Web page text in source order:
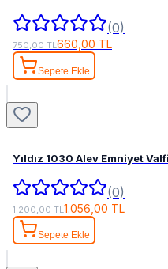
(0)
750,00 TL660,00 TL
Sepete Ekle
Yıldız 1030 Alev Emniyet
(0)
1.200,00 TL1.056,00 TL
Sepete Ekle